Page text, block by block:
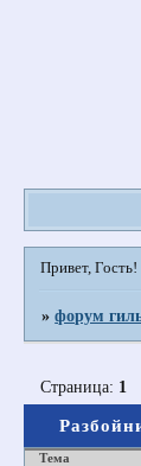
Привет, Гость!
»форум
Страница: 1
Тема